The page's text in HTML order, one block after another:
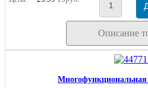
Описание